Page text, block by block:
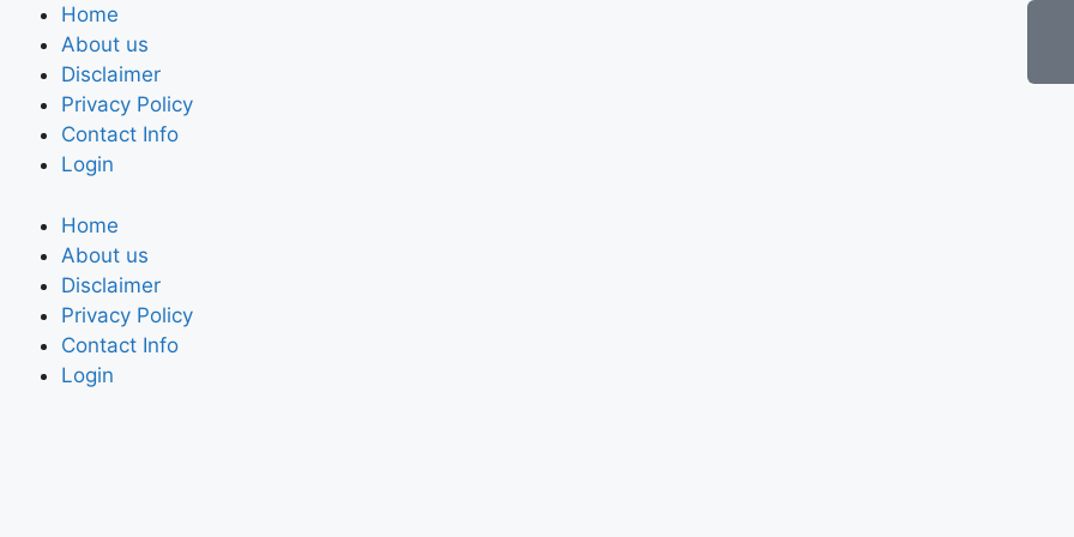
Home
About us
Disclaimer
Privacy Policy
Contact Info
Login
Home
About us
Disclaimer
Privacy Policy
Contact Info
Login